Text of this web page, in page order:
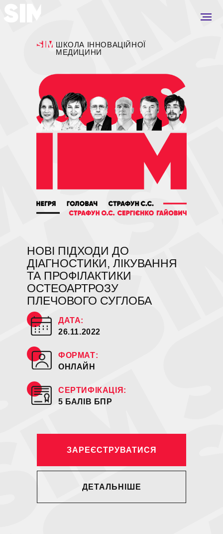
НОВІ ПІДХОДИ ДО
ДІАГНОСТИКИ, ЛІКУВАННЯ
ТА ПРОФІЛАКТИКИ
ОСТЕОАРТРОЗУ
ПЛЕЧОВОГО СУГЛОБА
ШКОЛА ІННОВАЦІЙНОЇ
МЕДИЦИНИ
ДАТА:
26.11.2022
ФОРМАТ:
ОНЛАЙН
СЕРТИФІКАЦІЯ:
5 БАЛІВ БПР
ЗАРЕЄСТРУВАТИСЯ
ДЕТАЛЬНІШЕ